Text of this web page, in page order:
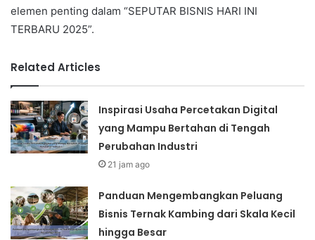
elemen penting dalam “SEPUTAR BISNIS HARI INI
TERBARU 2025”.
Related Articles
Inspirasi Usaha Percetakan Digital
yang Mampu Bertahan di Tengah
Perubahan Industri
21 jam ago
Panduan Mengembangkan Peluang
Bisnis Ternak Kambing dari Skala Kecil
hingga Besar